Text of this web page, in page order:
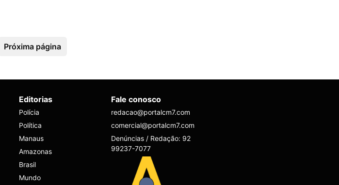
Próxima página
Editorias
Polícia
Política
Manaus
Amazonas
Brasil
Mundo
Fale conosco
redacao@portalcm7.com
comercial@portalcm7.com
Denúncias / Redação: 92
99237-7077